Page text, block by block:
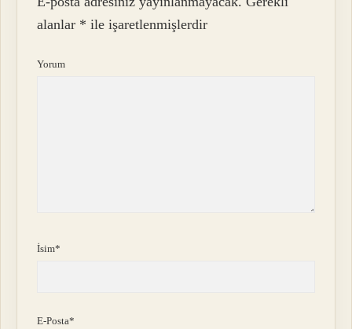
alanlar * ile işaretlenmişlerdir
Yorum
İsim*
E-Posta*